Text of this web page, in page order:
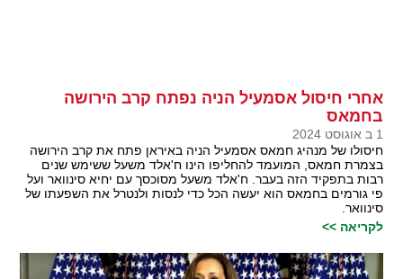
אחרי חיסול אסמעיל הניה נפתח קרב הירושה
בחמאס
1 ב אוגוסט 2024
חיסולו של מנהיג חמאס אסמעיל הניה באיראן פתח את קרב הירושה
בצמרת חמאס, המועמד להחליפו הינו ח'אלד משעל ששימש שנים
רבות בתפקיד הזה בעבר. ח'אלד משעל מסוכסך עם יחיא סינוואר ועל
פי גורמים בחמאס הוא יעשה הכל כדי לנסות ולנטרל את השפעתו של
סינוואר.
לקריאה >>